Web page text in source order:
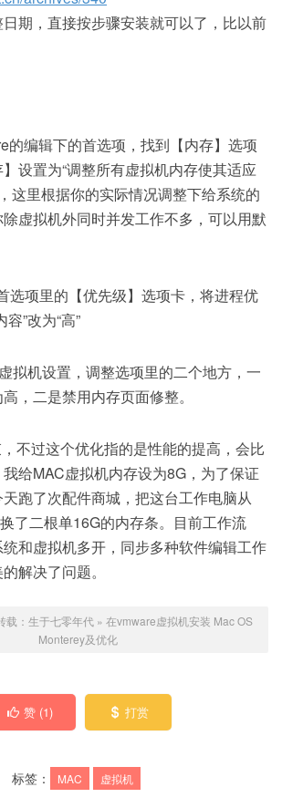
期，直接按步骤安装就可以了，比以前
的编辑下的首选项，找到【内存】选项
设置为“调整所有虚拟机内存使其适应
这里根据你的实际情况调整下给系统的
虚拟机外同时并发工作不多，可以用默
选项里的【优先级】选项卡，将进程优
”改为“高”
拟机设置，调整选项里的二个地方，一
，二是禁用内存页面修整。
不过这个优化指的是性能的提高，会比
给MAC虚拟机内存设为8G，为了保证
跑了次配件商城，把这台工作电脑从
了二根单16G的内存条。目前工作流
和虚拟机多开，同步多种软件编辑工作
解决了问题。
载： 生于七零年代 » 在vmware虚拟机安装 Mac OS
Monterey及优化
赞 (1) 打赏
标签： MAC 虚拟机